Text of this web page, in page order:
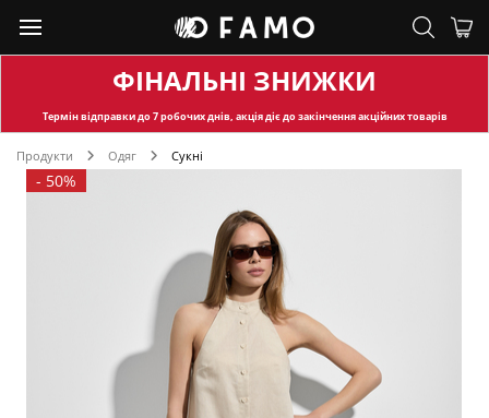
ФІНАЛЬНІ ЗНИЖКИ
Термін відправкидо 7 робочих днів, акція діє до закінчення акційних товарів
Продукти Одяг Сукні
- 50%